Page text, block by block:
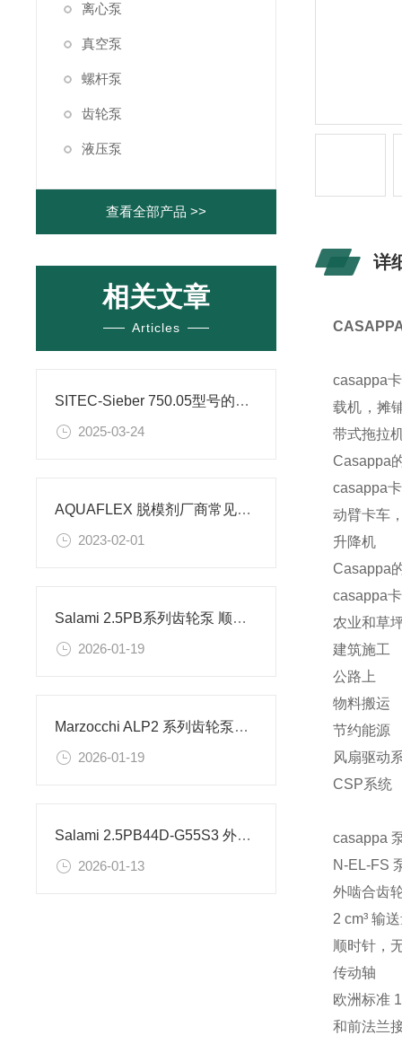
离心泵
真空泵
螺杆泵
齿轮泵
液压泵
查看全部产品 >>
相关文章
Articles
SITEC-Sieber 750.05型号的高压齿轮泵的参数
2025-03-24
AQUAFLEX 脱模剂厂商常见问题
2023-02-01
Salami 2.5PB系列齿轮泵 顺时针旋转的工作原理和性能优点
2026-01-19
Marzocchi ALP2 系列齿轮泵的工作原理
2026-01-19
Salami 2.5PB44D-G55S3 外啮合齿轮泵的精密协同
2026-01-13
详
casappa
载机，摊
带式拖拉
Casappa
casappa
动臂卡车
升降机
Casappa
casappa
农业和草
建筑施工
公路上
物料搬运
节约能源
风扇驱动
CSP系统
casappa
N-EL-FS
外啮合齿
2 cm³ 输
顺时针，
传动轴
欧洲标准
和前法兰